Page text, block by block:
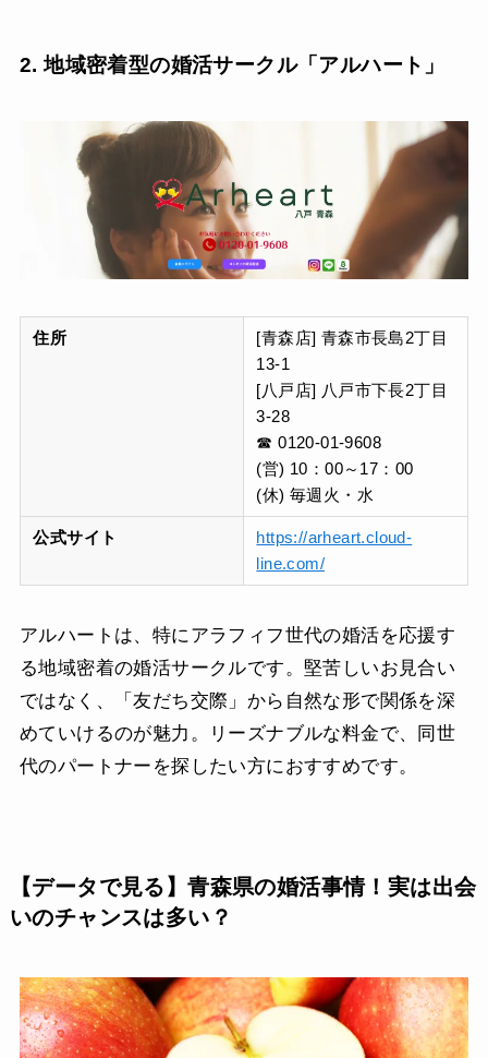
2. 地域密着型の婚活サークル「アルハート」
住所
[青森店] 青森市長島2丁目
13-1
[八戸店] 八戸市下長2丁目
3-28
☎ 0120-01-9608
(営) 10：00～17：00
(休) 毎週火・水
公式サイト
https://arheart.cloud-
line.com/
アルハートは、特にアラフィフ世代の婚活を応援す
る地域密着の婚活サークルです。堅苦しいお見合い
ではなく、「友だち交際」から自然な形で関係を深
めていけるのが魅力。リーズナブルな料金で、同世
代のパートナーを探したい方におすすめです。
【データで見る】青森県の婚活事情！実は出会
いのチャンスは多い？